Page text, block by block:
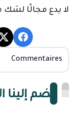
لا يدع مجالًا لشك
Commentaires
انضم إلينا